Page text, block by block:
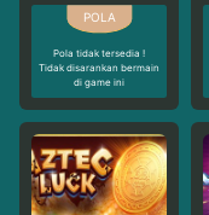
Pola tidak tersedia !
Tidak disarankan bermain
di game ini